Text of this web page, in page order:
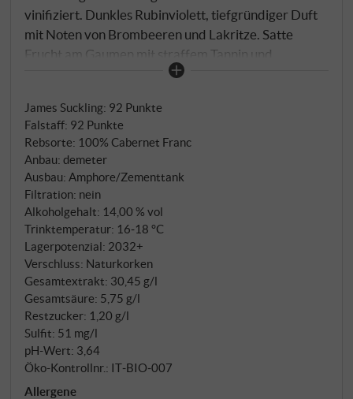
vinifiziert. Dunkles Rubinviolett, tiefgründiger Duft
mit Noten von Brombeeren und Lakritze. Satte
Frucht am Gaumen mit straffem Tannin und
mineralischem Finale. Ein Hochgenuss von der
(Demeter-)Anbau.
SUPERIORE.DE
James Suckling: 92 Punkte
Falstaff: 92 Punkte
Rebsorte: 100% Cabernet Franc
Anbau: demeter
Ausbau: Amphore/Zementtank
Filtration: nein
Alkoholgehalt: 14,00 % vol
Trinktemperatur: 16‑18 °C
Lagerpotenzial: 2032+
Verschluss: Naturkorken
Gesamtextrakt: 30,45 g/l
Gesamtsäure: 5,75 g/l
Restzucker: 1,20 g/l
Sulfit: 51 mg/l
pH-Wert: 3,64
Öko-Kontrollnr.: IT‑BIO‑007
Allergene